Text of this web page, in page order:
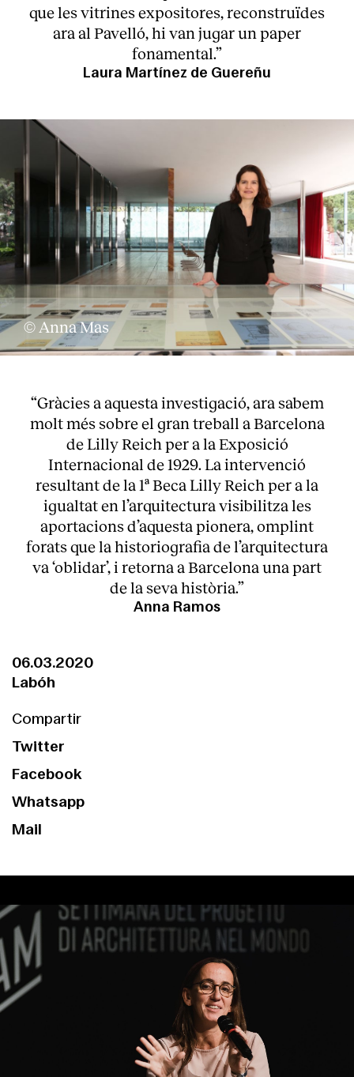
que les vitrines expositores, reconstruïdes
ara al Pavelló, hi van jugar un paper
fonamental.”
Laura Martínez de Guereñu
© Anna Mas
“Gràcies a aquesta investigació, ara sabem
molt més sobre el gran treball a Barcelona
de Lilly Reich per a la Exposició
Internacional de 1929. La intervenció
resultant de la 1ª Beca Lilly Reich per a la
igualtat en l’arquitectura visibilitza les
aportacions d’aquesta pionera, omplint
forats que la historiografia de l’arquitectura
va ‘oblidar’, i retorna a Barcelona una part
de la seva història.”
Anna Ramos
06.03.2020
Labóh
Compartir
Twitter
Facebook
Whatsapp
Mail